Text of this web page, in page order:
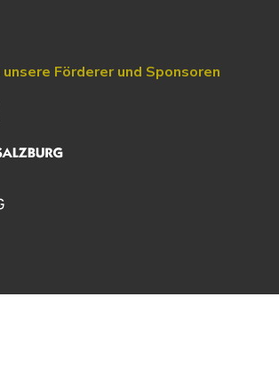
Förderer und Sponsoren